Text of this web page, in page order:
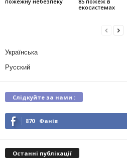
екосистемах
Українська
Русский
Слідкуйте за нами :
870 Фанів
Останні публікації